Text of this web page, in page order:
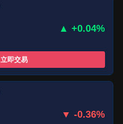
▲ +0.04%
立即交易
▼ -0.36%